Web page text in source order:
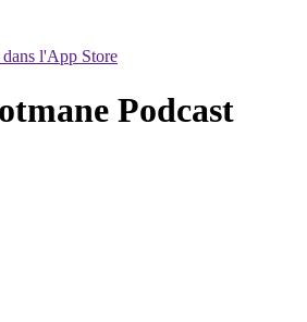
l'App Store
Podcast